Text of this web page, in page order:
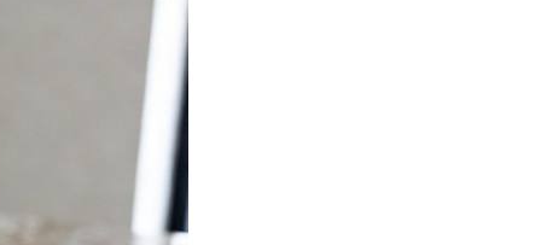
HPL compact
и декоры Crown Decor